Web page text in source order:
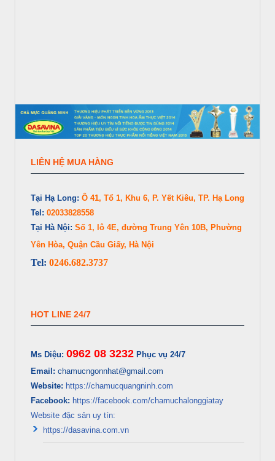
LIÊN HỆ MUA HÀNG
Tại Hạ Long: Ô 41, Tổ 1, Khu 6, P. Yết Kiêu, TP. Hạ Long
Tel: 02033828558
Tại Hà Nội: Số 1, lô 4E, đường Trung Yên 10B, Phường
Yên Hòa, Quận Cầu Giấy, Hà Nội
Tel: 0246.682.3737
HOT LINE 24/7
Ms Diệu: 0962 08 3232 Phục vụ 24/7
Email: chamucngonnhat@gmail.com
Website: https://chamucquangninh.com
Facebook: https://facebook.com/chamuchalonggiatay
Website đặc sản uy tín:
https://dasavina.com.vn